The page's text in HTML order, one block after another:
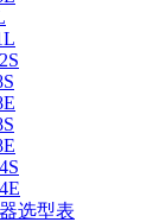
选型表